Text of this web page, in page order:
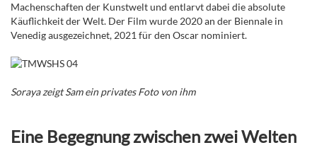
Machenschaften der Kunstwelt und entlarvt dabei die absolute
Käuflichkeit der Welt. Der Film wurde 2020 an der Biennale in
Venedig ausgezeichnet, 2021 für den Oscar nominiert.
Soraya zeigt Sam ein privates Foto von ihm
Eine Begegnung zwischen zwei Welten